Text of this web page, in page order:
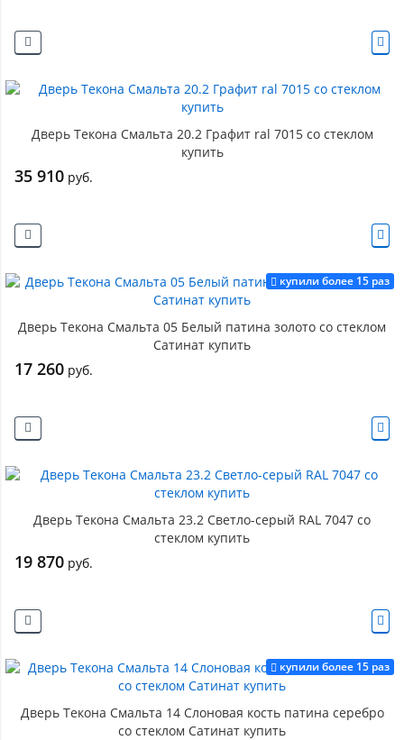
Дверь Текона Смальта 20.2 Графит ral 7015 со стеклом
купить
35 910 руб.
купили более 15 раз
Дверь Текона Смальта 05 Белый патина золото со стеклом
Сатинат купить
17 260 руб.
Дверь Текона Смальта 23.2 Светло-серый RAL 7047 со
стеклом купить
19 870 руб.
купили более 15 раз
Дверь Текона Смальта 14 Слоновая кость патина серебро
со стеклом Сатинат купить